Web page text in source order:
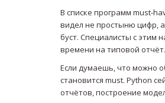
В списке программ must-
видел не простыню цифр,
буст. Специалисты с этим
времени на типовой
Если думаешь, что можно
становится must. Python
отчётов, построение